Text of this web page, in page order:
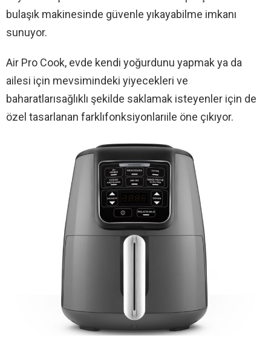
bulaşık makinesinde güvenle yıkayabilme imkanı
sunuyor.
Air Pro Cook, evde kendi yoğurdunu yapmak ya da
ailesi için mevsimindeki yiyecekleri ve
baharatlarısağlıklı şekilde saklamak isteyenler için de
özel tasarlanan farklıfonksiyonlarıile öne çıkıyor.